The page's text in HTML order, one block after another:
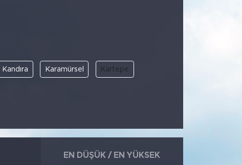
Kandıra Karamürsel Kartepe
EN DÜŞÜK / EN YÜKSEK